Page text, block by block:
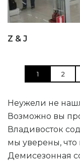
Z & J
1 2
Неужели не
Возможно вы
Владивосток
мы уверены, что
Демисезонная